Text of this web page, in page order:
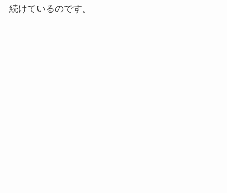
続けているのです。